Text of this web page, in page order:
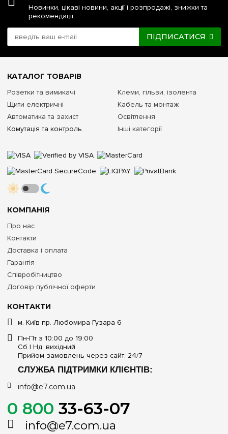
Новинки, цікаві новини, акції і розпродажі, знижки та
рекомендації
ПІДПИСАТИСЯ
КОНТАКТИ
м. Київ пр. Любомира Гузара 6
Пн-Пт з 10:00 до 19:00
Сб | Нд: вихідний
Прийом замовлень через сайт: 24/7
СЛУЖБА ПІДТРИМКИ КЛІЄНТІВ:
info@e7.com.ua
0 800 33-63-07
info@e7.com.ua
КОМПАНІЯ
Про нас
Контакти
Доставка і оплата
Гарантія
Співробітництво
Договір публічної оферти
КАТАЛОГ ТОВАРІВ
Розетки та вимикачі
Щити електричні
Автоматика та захист
Комутація та контроль
Клеми, гільзи, ізолента
Кабель та монтаж
Освітлення
Інші категорії